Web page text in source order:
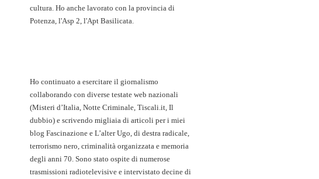
cultura. Ho anche lavorato con la provincia di
Potenza, l'Asp 2, l'Apt Basilicata.
Ho continuato a esercitare il giornalismo
collaborando con diverse testate web nazionali
(Misteri d’Italia, Notte Criminale, Tiscali.it, Il
dubbio) e scrivendo migliaia di articoli per i miei
blog Fascinazione e L’alter Ugo, di destra radicale,
terrorismo nero, criminalità organizzata e memoria
degli anni 70. Sono stato ospite di numerose
trasmissioni radiotelevisive e intervistato decine di